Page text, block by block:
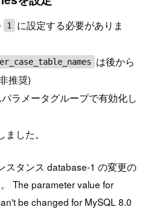
1
に設定する必要がありま
は後から
推奨)
ラメータグループで有効化し
した。
スタンス database-1 の変更の
The parameter value for
be changed for MySQL 8.0